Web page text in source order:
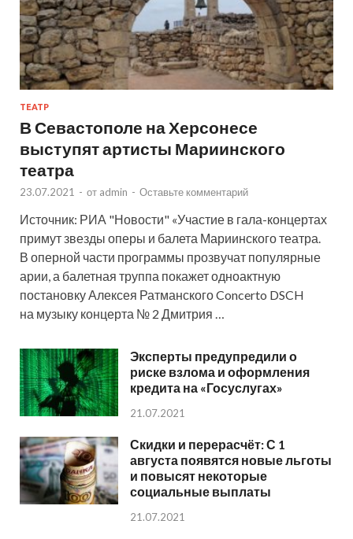
ТЕАТР
В Севастополе на Херсонесе
выступят артисты Мариинского
театра
23.07.2021 - от admin - Оставьте комментарий
Источник: РИА "Новости" «Участие в гала-концертах
примут звезды оперы и балета Мариинского театра.
В оперной части программы прозвучат популярные
арии, а балетная труппа покажет одноактную
постановку Алексея Ратманского Concerto DSCH
на музыку концерта № 2 Дмитрия …
Эксперты предупредили о
риске взлома и оформления
кредита на «Госуслугах»
21.07.2021
Скидки и перерасчёт: С 1
августа появятся новые льготы
и повысят некоторые
социальные выплаты
21.07.2021